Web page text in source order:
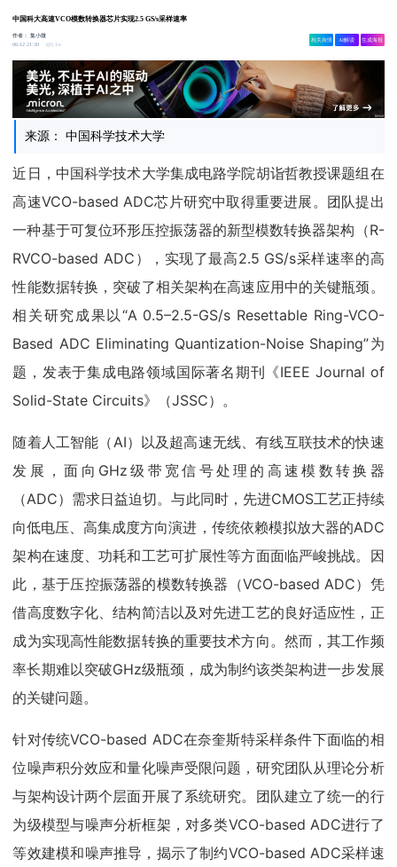
中国科大高速VCO模数转换器芯片实现2.5 GS/s采样速率
作者：集小微
06-12 21:30
5.1w
相关舆情 AI解读 生成海报
来源： 中国科学技术大学
近日，中国科学技术大学集成电路学院胡诣哲教授课题组在
高速VCO-based ADC芯片研究中取得重要进展。团队提出
一种基于可复位环形压控振荡器的新型模数转换器架构（R-
RVCO-based ADC），实现了最高2.5 GS/s采样速率的高
性能数据转换，突破了相关架构在高速应用中的关键瓶颈。
相关研究成果以“A 0.5–2.5-GS/s Resettable Ring-VCO-
Based ADC Eliminating Quantization-Noise Shaping”为
题，发表于集成电路领域国际著名期刊《IEEE Journal of
Solid-State Circuits》（JSSC）。
随着人工智能（AI）以及超高速无线、有线互联技术的快速
发展，面向GHz级带宽信号处理的高速模数转换器
（ADC）需求日益迫切。与此同时，先进CMOS工艺正持续
向低电压、高集成度方向演进，传统依赖模拟放大器的ADC
架构在速度、功耗和工艺可扩展性等方面面临严峻挑战。因
此，基于压控振荡器的模数转换器（VCO-based ADC）凭
借高度数字化、结构简洁以及对先进工艺的良好适应性，正
成为实现高性能数据转换的重要技术方向。然而，其工作频
率长期难以突破GHz级瓶颈，成为制约该类架构进一步发展
的关键问题。
针对传统VCO-based ADC在奈奎斯特采样条件下面临的相
位噪声积分效应和量化噪声受限问题，研究团队从理论分析
与架构设计两个层面开展了系统研究。团队建立了统一的行
为级模型与噪声分析框架，对多类VCO-based ADC进行了
等效建模和噪声推导，揭示了制约VCO-based ADC采样速